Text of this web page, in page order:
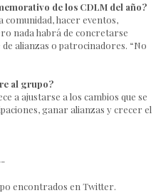
de los CDLM del año?
comunidad, hacer eventos,
nada habrá de concretarse
alianzas o patrocinadores. “No
al grupo?
a ajustarse a los cambios que se
ganar alianzas y crecer el
encontrados en Twitter.